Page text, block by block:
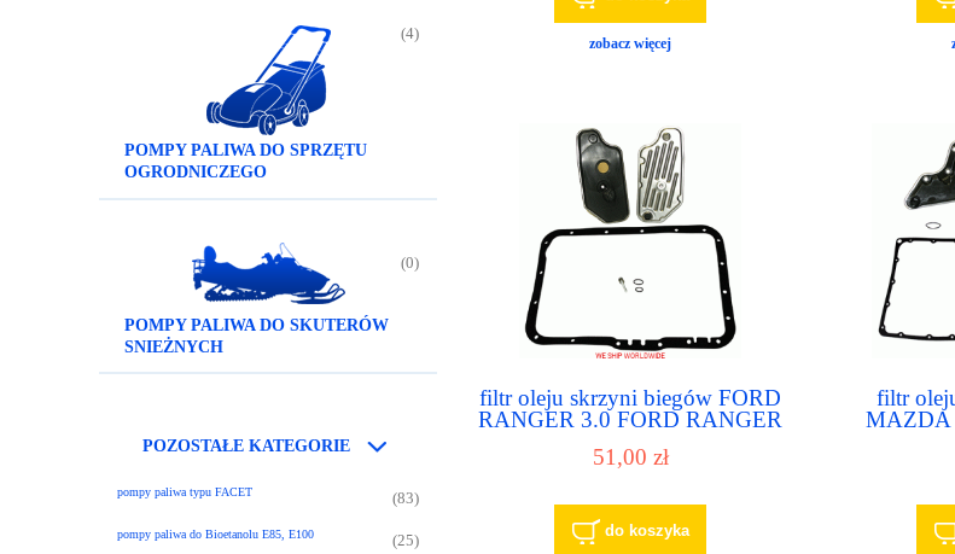
POMPY PALIWA DO SPRZĘTU
OGRODNICZEGO
(4)
POMPY PALIWA DO SKUTERÓW
SNIEŻNYCH
(0)
POZOSTAŁE KATEGORIE
pompy paliwa typu FACET (83)
pompy paliwa do Bioetanolu E85, E100 (25)
zobacz więcej
filtr oleju skrzyni biegów FORD
RANGER 3.0 FORD RANGER
51,00 zł
do koszyka
filtr
MAZDA